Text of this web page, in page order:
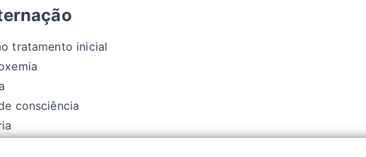
tratamento inicial
consciência